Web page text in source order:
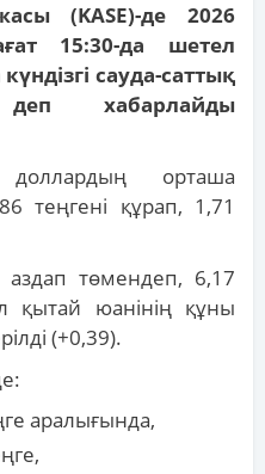
(KASE)-де 2026
15:30-да шетел
сауда-саттық
деп хабарлайды
орташа
теңгені құрап, 1,71
аздап төмендеп, 6,17
қытай юанінің құны
(+0,39).
аралығында,